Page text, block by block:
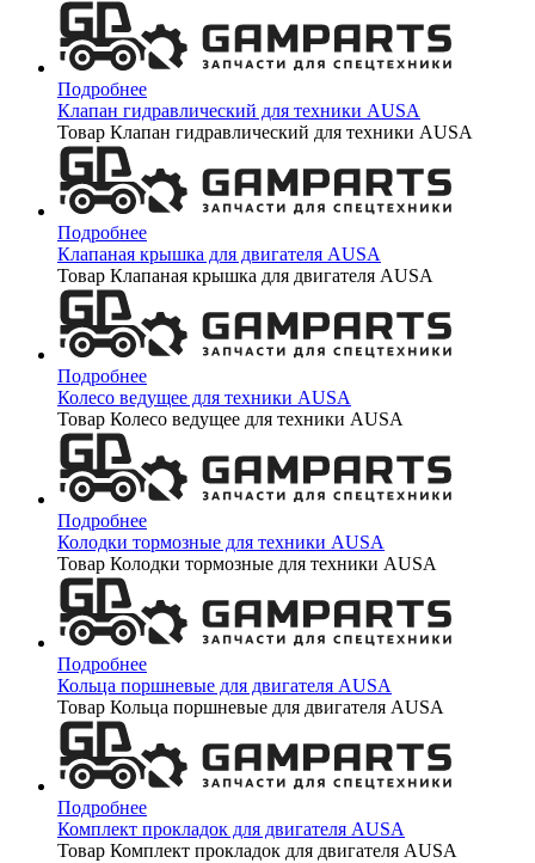
Подробнее
Клапан гидравлический для техники AUSA
Товар Клапан гидравлический для техники AUSA
Подробнее
Клапаная крышка для двигателя AUSA
Товар Клапаная крышка для двигателя AUSA
Подробнее
Колесо ведущее для техники AUSA
Товар Колесо ведущее для техники AUSA
Подробнее
Колодки тормозные для техники AUSA
Товар Колодки тормозные для техники AUSA
Подробнее
Кольца поршневые для двигателя AUSA
Товар Кольца поршневые для двигателя AUSA
Подробнее
Комплект прокладок для двигателя AUSA
Товар Комплект прокладок для двигателя AUSA